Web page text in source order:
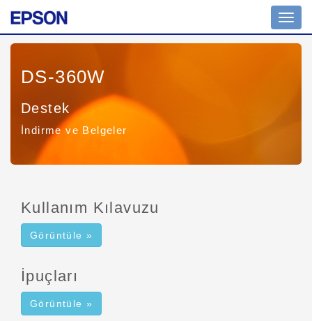
DS-360W
Destek
İndirme ve Belgeler
Kullanım Kılavuzu
Görüntüle »
İpuçları
Görüntüle »